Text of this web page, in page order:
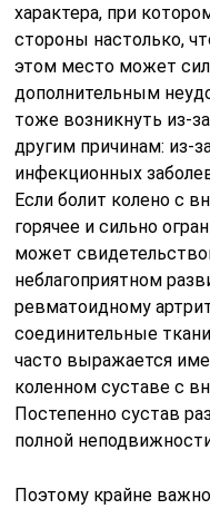
характера, при
стороны настолько,
этом место может
дополнительным
тоже возникнуть из-
другим причинам: из-
инфекционных
Если болит колено с
горячее и сильно
может
неблагоприятном
ревматоидному
соединительные
часто выражается
коленном суставе с
Постепенно сустав
полной
Поэтому крайне